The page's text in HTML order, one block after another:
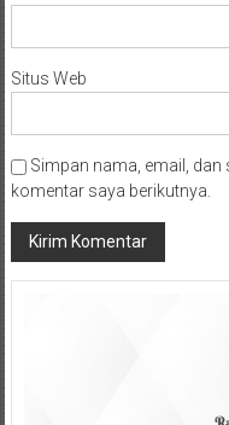
Situs Web
Simpan nama, email,
komentar saya berikutnya.